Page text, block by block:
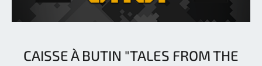
CAISSE À BUTIN "TALES FROM THE